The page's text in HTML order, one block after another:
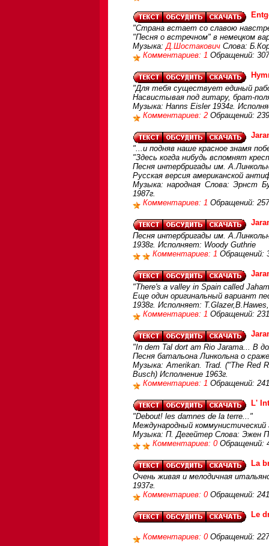
"Страна встает со славою
"Песня о встречном" в немецком
Музыка:Д.Шостакович Слова:
Комментариев: 1 Обращений:
"Для тебя существует единый
Насвистывая под гитару, брат-
Музыка: Hanns Eisler 1934г.
Комментариев: 2 Обращений:
"...и подняв наше красное знамя
"Здесь когда нибудь вспомнят
Песня интербригады им.
Русская версия американской
Музыка: народная Слова: Эрнст
1987г.
Комментариев: 1 Обращений:
Песня интербригады им.
1938г. Исполняет: Woody Guthrie
Комментариев: 1 Обращений:
"There's a valley in Spain called
Еще один оригинальный вариант
1938г. Исполняет:
Комментариев: 1 Обращений:
"In dem Tal dort am Rio Jarama... В
Песня батальона Линкольна о
Музыка: Amerikan. Trad. ("The Red
Busch) Исполнение 1963г.
Комментариев: 1 Обращений:
L'
"Debout! les damnes de la terre..."
Международный коммунистический
Музыка: П. Дегейтер Слова: Эжен
Комментариев: 0 Обращений:
La
Очень живая и мелодичная
1937г.
Комментариев: 0 Обращений:
Le
Комментариев: 0 Обращений: